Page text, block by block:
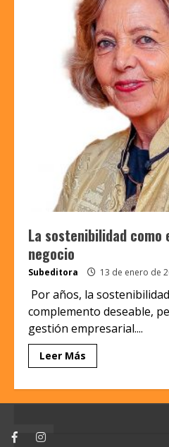
La sostenibilidad
negocio
Subeditora 13 de enero de
Por años, la
complemento deseable,
gestión empresarial....
Leer Más
FacebookInstagram